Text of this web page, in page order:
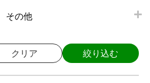
その他
クリア 絞り込む